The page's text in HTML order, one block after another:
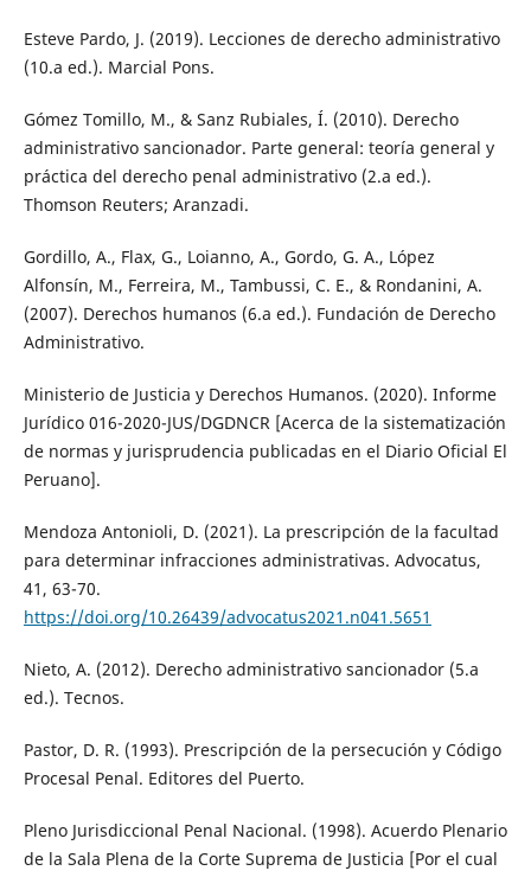
Esteve Pardo, J. (2019). Lecciones de derecho administrativo
(10.a ed.). Marcial Pons.
Gómez Tomillo, M., & Sanz Rubiales, Í. (2010). Derecho
administrativo sancionador. Parte general: teoría general y
práctica del derecho penal administrativo (2.a ed.).
Thomson Reuters; Aranzadi.
Gordillo, A., Flax, G., Loianno, A., Gordo, G. A., López
Alfonsín, M., Ferreira, M., Tambussi, C. E., & Rondanini, A.
(2007). Derechos humanos (6.a ed.). Fundación de Derecho
Administrativo.
Ministerio de Justicia y Derechos Humanos. (2020). Informe
Jurídico 016-2020-JUS/DGDNCR [Acerca de la sistematización
de normas y jurisprudencia publicadas en el Diario Oficial El
Peruano].
Mendoza Antonioli, D. (2021). La prescripción de la facultad
para determinar infracciones administrativas. Advocatus,
41, 63-70.
https://doi.org/10.26439/advocatus2021.n041.5651
Nieto, A. (2012). Derecho administrativo sancionador (5.a
ed.). Tecnos.
Pastor, D. R. (1993). Prescripción de la persecución y Código
Procesal Penal. Editores del Puerto.
Pleno Jurisdiccional Penal Nacional. (1998). Acuerdo Plenario
de la Sala Plena de la Corte Suprema de Justicia [Por el cual